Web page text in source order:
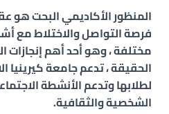
المنظور الأكاديمي البحت هو
فرصة التواصل والاختلاط مع
مختلفة ، وهو أحد أهم إنجازات
الحقيقة ، تدعم جامعة كيرينيا
لطلابها وتدعم الأنشطة
الشخصية والثقافية.